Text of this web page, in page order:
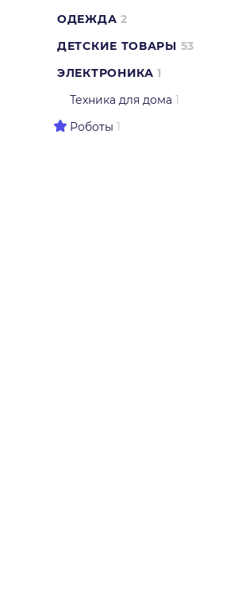
ОДЕЖДА 2
ДЕТСКИЕ ТОВАРЫ 53
ЭЛЕКТРОНИКА 1
Техника для дома 1
Роботы 1